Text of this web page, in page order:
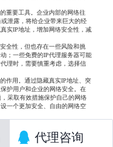
重要工具。企业内部的网络往
泄露，将给企业带来巨大的经
实IP地址，增加网络安全性，减
全性，但也存在一些风险和挑
；一些免费的IP代理服务器可能
理时，需要慎重考虑，选择信
作用。通过隐藏真实IP地址、突
护用户和企业的网络安全。在
采取有效措施保护自己的网络
一个更加安全、自由的网络空
怎么选择国内优质HTTP代理IP